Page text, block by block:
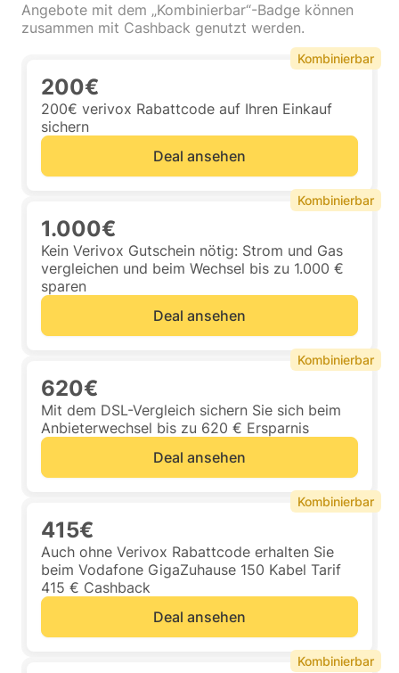
Angebote mit dem „Kombinierbar“-Badge können
zusammen mit Cashback genutzt werden.
200€
200€ verivox Rabattcode auf Ihren Einkauf
sichern
Deal ansehen
Kombinierbar
1.000€
Kein Verivox Gutschein nötig: Strom und Gas
vergleichen und beim Wechsel bis zu 1.000 €
sparen
Deal ansehen
Kombinierbar
620€
Mit dem DSL-Vergleich sichern Sie sich beim
Anbieterwechsel bis zu 620 € Ersparnis
Deal ansehen
Kombinierbar
415€
Auch ohne Verivox Rabattcode erhalten Sie
beim Vodafone GigaZuhause 150 Kabel Tarif
415 € Cashback
Deal ansehen
Kombinierbar
Kombinierbar